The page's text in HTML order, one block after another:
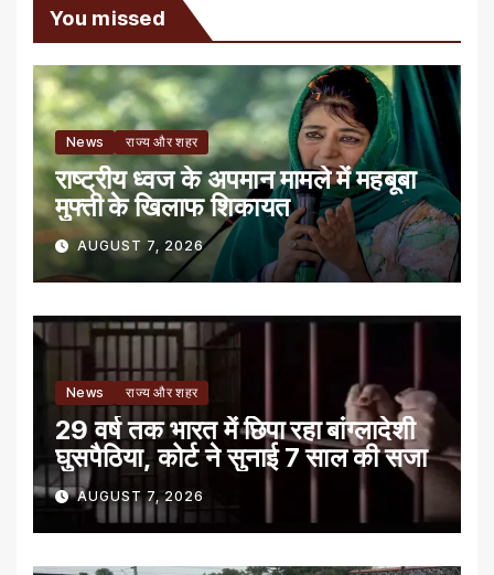
You missed
News राज्य और शहर
राष्ट्रीय ध्वज के अपमान मामले में महबूबा
मुफ्ती के खिलाफ शिकायत
AUGUST 7, 2026
News राज्य और शहर
29 वर्ष तक भारत में छिपा रहा बांग्लादेशी
घुसपैठिया, कोर्ट ने सुनाई 7 साल की सजा
AUGUST 7, 2026